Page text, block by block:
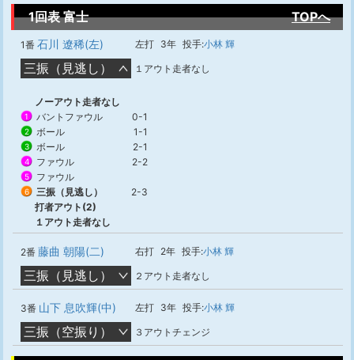
1回表 富士 TOPへ
1番 石川 遼稀(左) 左打 3年 投手:小林 輝
三振（見逃し） １アウト走者なし
ノーアウト走者なし
1 バントファウル 0-1
2 ボール 1-1
3 ボール 2-1
4 ファウル 2-2
5 ファウル
6 三振（見逃し）
2-3
打者アウト(2)
１アウト走者なし
2番 藤曲 朝陽(二) 右打 2年 投手:小林 輝
三振（見逃し） ２アウト走者なし
3番 山下 息吹輝(中) 左打 3年 投手:小林 輝
三振（空振り） ３アウトチェンジ